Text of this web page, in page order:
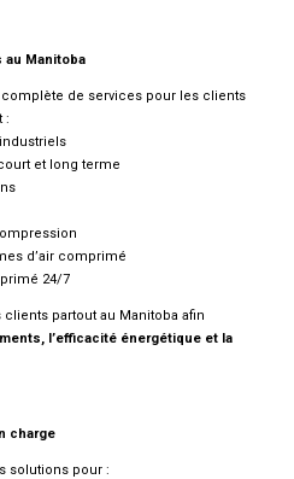
au Manitoba
de services pour les clients
:
et long terme
d’air comprimé
24/7
partout au Manitoba afin
l’efficacité énergétique et la
charge
solutions pour :